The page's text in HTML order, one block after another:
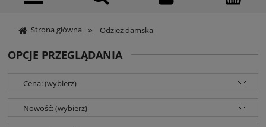
Strona główna » Odzież damska
OPCJE PRZEGLĄDANIA
Cena: (wybierz)
Nowość: (wybierz)